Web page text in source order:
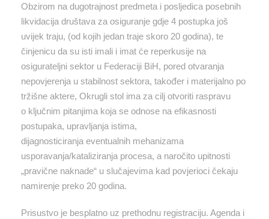
Obzirom na dugotrajnost predmeta i posljedica posebnih
likvidacija društava za osiguranje gdje 4 postupka još
uvijek traju, (od kojih jedan traje skoro 20 godina), te
činjenicu da su isti imali i imat će reperkusije na
osigurateljni sektor u Federaciji BiH, pored otvaranja
nepovjerenja u stabilnost sektora, također i materijalno po
tržišne aktere, Okrugli stol ima za cilj otvoriti raspravu
o ključnim pitanjima koja se odnose na efikasnosti
postupaka, upravljanja istima,
dijagnosticiranja eventualnih mehanizama
usporavanja/kataliziranja procesa, a naročito upitnosti
„pravične naknade“ u slučajevima kad povjerioci čekaju
namirenje preko 20 godina.
Prisustvo je besplatno uz prethodnu registraciju. Agenda i